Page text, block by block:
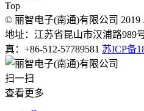
Top
© 丽智电子(南通)有限公司 2019
地址：江苏省昆山市汉浦路989
真：+86-512-57789581 苏ICP备
扫一扫
查看更多